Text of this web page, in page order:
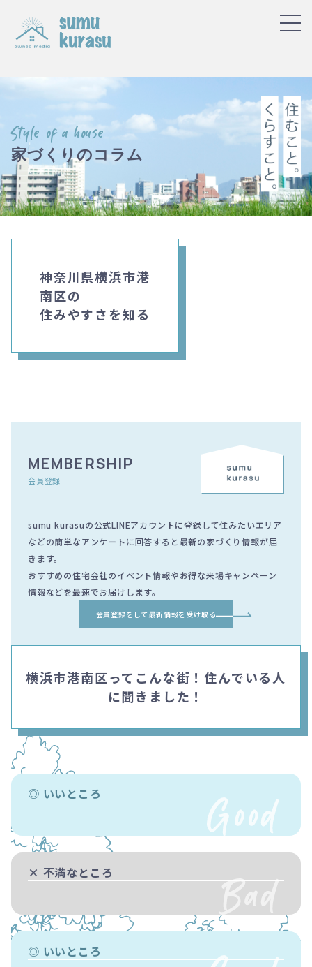
Style of a house
家づくりのコラム
神奈川県横浜市港
南区の
住みやすさを知る
MEMBERSHIP
会員登録
sumu kurasuの公式LINEアカウントに登録して住みたいエリア
などの簡単なアンケートに回答すると最新の家づくり情報が届
きます。
おすすめの住宅会社のイベント情報やお得な来場キャンペーン
情報などを最速でお届けします。
会員登録をして最新情報を受け取る
横浜市港南区ってこんな街！住んでいる人
に聞きました！
◎ いいところ
× 不満なところ
◎ いいところ